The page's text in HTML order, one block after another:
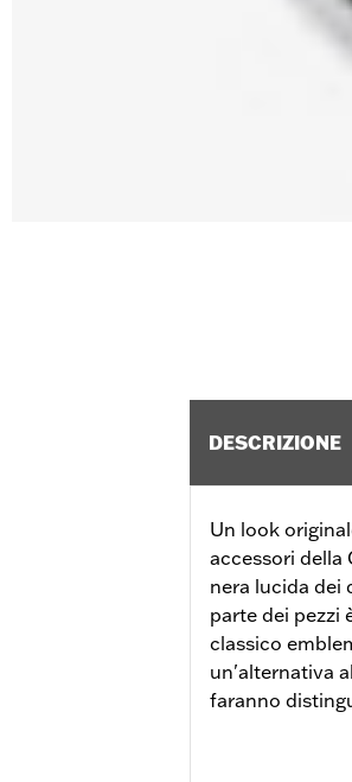
DESCRIZIONE
Un look
accessori della
nera lucida dei
parte dei pezzi
classico
un'alternativa
faranno